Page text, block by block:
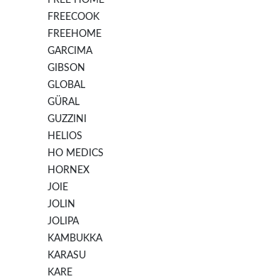
FREECOOK
FREEHOME
GARCIMA
GIBSON
GLOBAL
GÜRAL
GUZZINI
HELIOS
HO MEDICS
HORNEX
JOIE
JOLIN
JOLIPA
KAMBUKKA
KARASU
KARE